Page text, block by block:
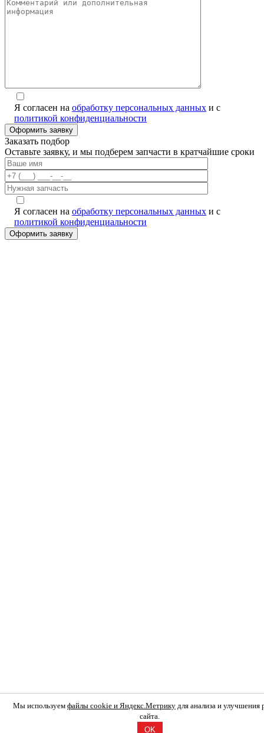
Я согласен на обработку персональных данных и с
политикой конфиденциальности
Заказать подбор
Оставьте заявку, и мы подберем запчасти в кратчайшие сроки
Я согласен на обработку персональных данных и с
политикой конфиденциальности
Мы используем файлы cookie и Яндекс.Метрику для анализа и улучшения
сайта.
OK